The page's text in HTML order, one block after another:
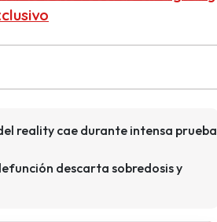
reality cae durante intensa prueba
descarta sobredosis y